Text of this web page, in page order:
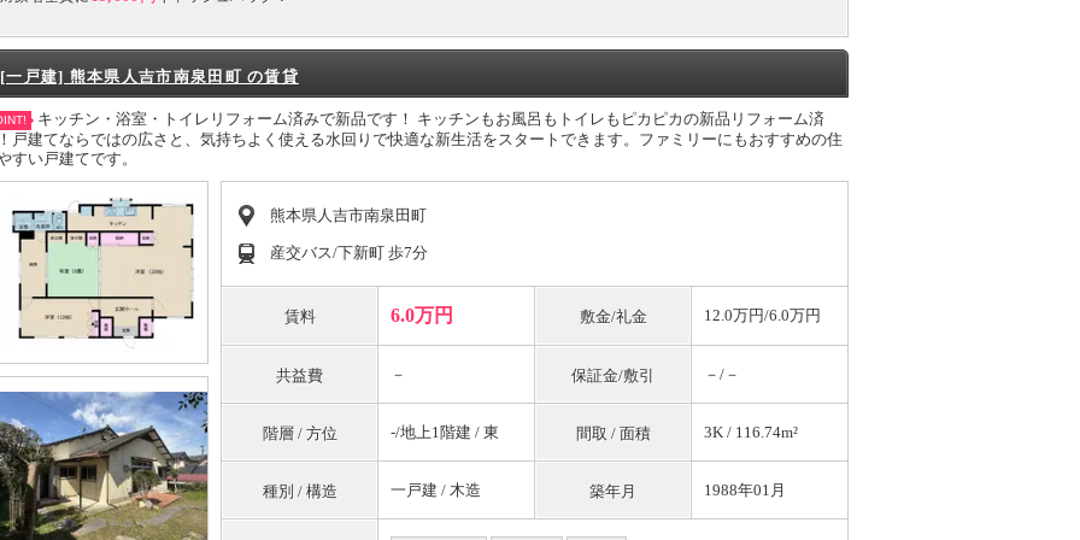
[一戸建] 熊本県人吉市南泉田町 の賃貸
キッチン・浴室・トイレリフォーム済みで新品です！ キッチンもお風呂もトイレもピカピカの新品リフォーム済
戸建てならではの広さと、気持ちよく使える水回りで快適な新生活をスタートできます。ファミリーにもおすすめの住
すい戸建てです。
熊本県人吉市南泉田町
産交バス/下新町 歩7分
賃料 6.0万円 敷金/礼金 12.0万円/6.0万円
共益費 － 保証金/敷引 －/－
階層 / 方位 -/地上1階建 / 東 間取 / 面積 3K / 116.74m²
種別 / 構造 一戸建 / 木造 築年月 1988年01月